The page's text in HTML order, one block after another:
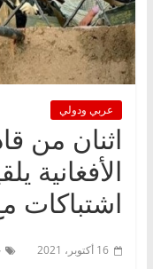
عربي ودولي
اثنان من
الأفغانية
اشتباكات
16 أكتوبر، 2021